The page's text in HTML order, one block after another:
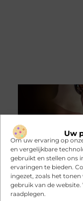
Uw
Om uw ervaring op
en vergelijkbare
gebruikt en stellen ons
ervaringen te bieden.
ingezet, zoals het
gebruik van de
raadplegen.